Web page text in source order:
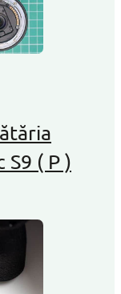
( P )